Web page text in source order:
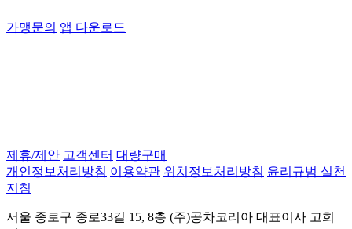
가맹문의 앱 다운로드
제휴/제안 고객센터 대량구매
개인정보처리방침 이용약관 위치정보처리방침 윤리규범 실천
지침
서울 종로구 종로33길 15, 8층 (주)공차코리아 대표이사 고희